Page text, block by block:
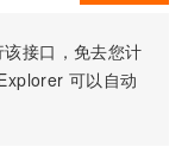
接口，免去您计
可以自动